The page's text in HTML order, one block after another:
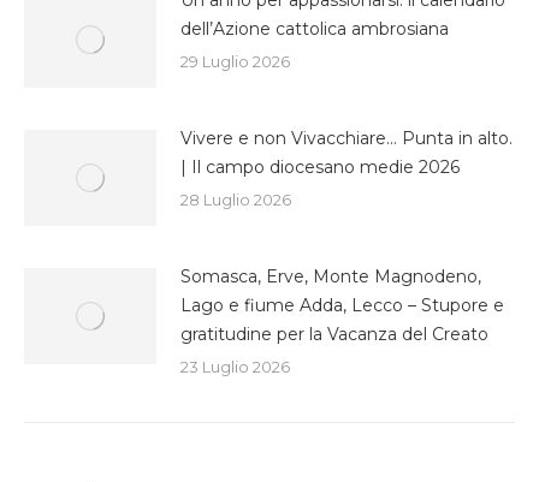
dell’Azione cattolica ambrosiana
29 Luglio 2026
Vivere e non Vivacchiare… Punta in alto.
| Il campo diocesano medie 2026
28 Luglio 2026
Somasca, Erve, Monte Magnodeno,
Lago e fiume Adda, Lecco – Stupore e
gratitudine per la Vacanza del Creato
23 Luglio 2026